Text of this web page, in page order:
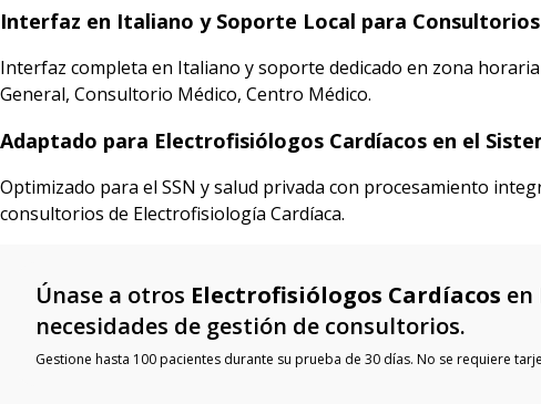
Interfaz en Italiano y Soporte Local para
Interfaz completa en Italiano y soporte dedicado en zona
General, Consultorio Médico, Centro Médico.
Adaptado para Electrofisiólogos Cardíacos en el
Optimizado para el SSN y salud privada con procesamiento
consultorios de Electrofisiología Cardíaca.
Únase a otros Electrofisiólogos Cardíacos en
necesidades de gestión de consultorios.
Gestione hasta 100 pacientes durante su prueba de 30 días. No se requiere